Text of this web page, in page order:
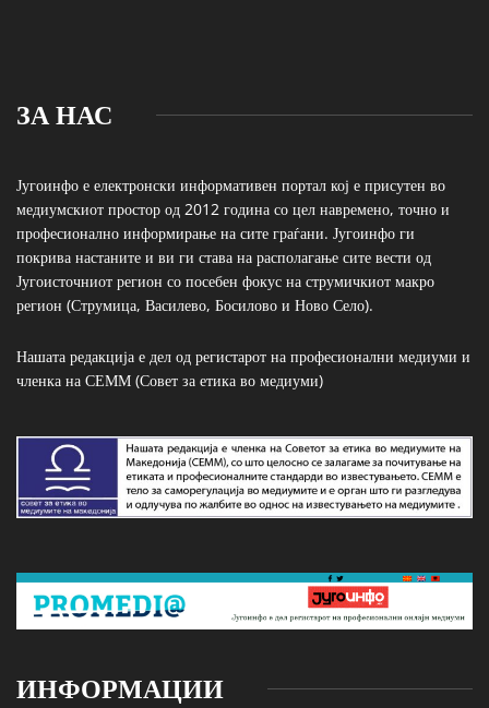
ЗА НАС
Југоинфо е електронски информативен портал кој е присутен во
медиумскиот простор од 2012 година со цел навремено, точно и
професионално информирање на сите граѓани. Југоинфо ги
покрива настаните и ви ги става на располагање сите вести од
Југоисточниот регион со посебен фокус на струмичкиот макро
регион (Струмица, Василево, Босилово и Ново Село).
Нашата редакција е дел од регистарот на професионални медиуми и
членка на СЕММ (Совет за етика во медиуми)
ИНФОРМАЦИИ